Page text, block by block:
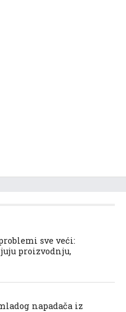
sve veći:
proizvodnju,
napadača iz